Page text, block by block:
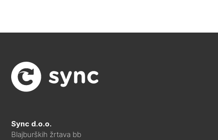
Sync d.o.o.
Blajburških žrtava bb